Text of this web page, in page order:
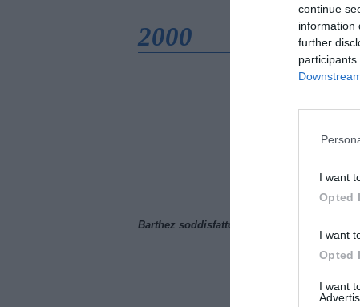
continue
information
further
I want
Opted
I want
Opted
I want
2000
Barthez soddisfatto del Manchester United